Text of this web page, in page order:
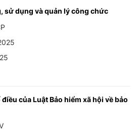
sử dụng và quản lý công chức
của Luật Bảo hiểm xã hội về bảo